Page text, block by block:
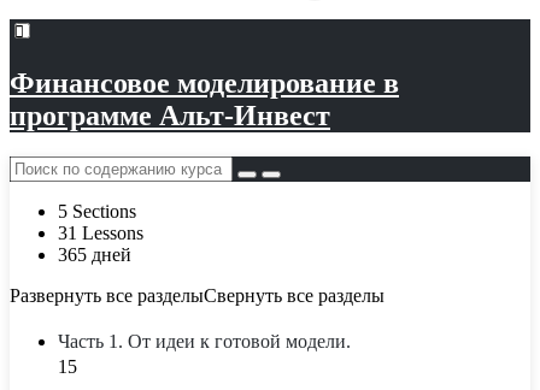
Финансовое моделирование в
программе Альт-Инвест
5 Sections
31 Lessons
365 дней
Развернуть все разделыСвернуть все разделы
Часть 1. От идеи к готовой модели.
15